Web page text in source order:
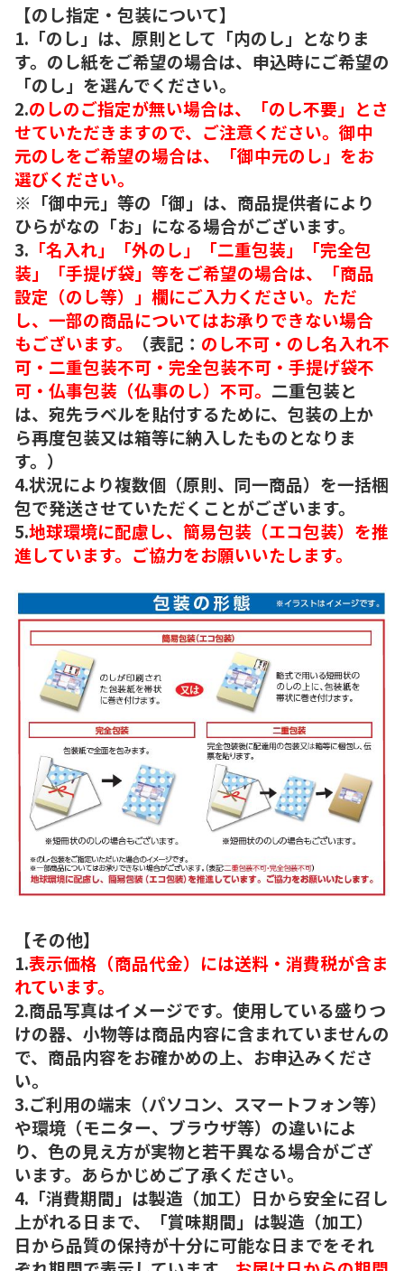
【のし指定・包装について】
1.「のし」は、原則として「内のし」となりま
す。のし紙をご希望の場合は、申込時にご希望の
「のし」を選んでください。
2.のしのご指定が無い場合は、「のし不要」とさ
せていただきますので、ご注意ください。御中
元のしをご希望の場合は、「御中元のし」をお
選びください。
※「御中元」等の「御」は、商品提供者により
ひらがなの「お」になる場合がございます。
3. 「名入れ」「外のし」「二重包装」「完全包
装」「手提げ袋」等をご希望の場合は、「商品
設定（のし等）」欄にご入力ください。ただ
し、一部の商品についてはお承りできない場合
もございます。
（表記： のし不可・のし名入れ不
可・二重包装不可・完全包装不可・手提げ袋不
可・仏事包装（仏事のし）不可。 二重包装と
は、宛先ラベルを貼付するために、包装の上か
ら再度包装又は箱等に納入したものとなりま
す。）
4.状況により複数個（原則、同一商品）を一括梱
包で発送させていただくことがございます。
5.地球環境に配慮し、簡易包装（エコ包装）を推
進しています。ご協力をお願いいたします。
【その他】
1.表示価格（商品代金）には送料・消費税が含ま
れています。
2.商品写真はイメージです。使用している盛りつ
けの器、小物等は商品内容に含まれていませんの
で、商品内容をお確かめの上、お申込みくださ
い。
3.ご利用の端末（パソコン、スマートフォン等）
や環境（モニター、ブラウザ等）の違いによ
り、色の見え方が実物と若干異なる場合がござ
います。あらかじめご了承ください。
4.「消費期間」は製造（加工）日から安全に召し
上がれる日まで、「賞味期間」は製造（加工）
日から品質の保持が十分に可能な日までをそれ